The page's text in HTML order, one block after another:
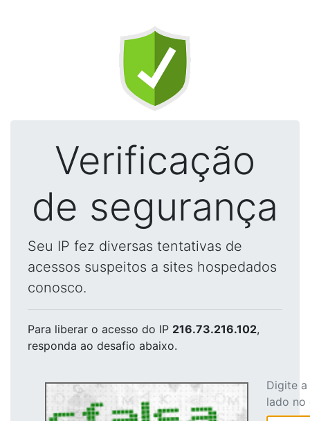
Verificação
de segurança
Seu IP fez diversas tentativas de
acessos suspeitos a sites hospedados
conosco.
Para liberar o acesso do IP 216.73.216.102,
responda ao desafio abaixo.
Digite
lado no